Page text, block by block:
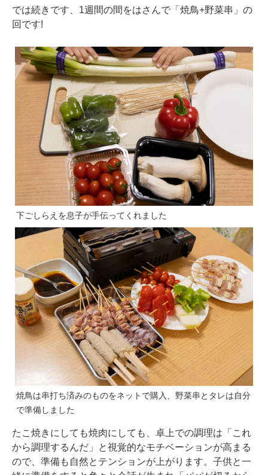
では続きです、1週間の間をはさんで「焼鳥+野菜串」の
回です!
下ごしらえを息子が手伝ってくれました
焼鳥は串打ち済みのものをネットで購入、野菜串とタレは自分
で準備しました
たこ焼きにしても焼肉にしても、卓上での調理は「これ
から調理するんだ」と視覚的なモチベーションが高まる
ので、準備も自然とテンションが上がります。子供と一